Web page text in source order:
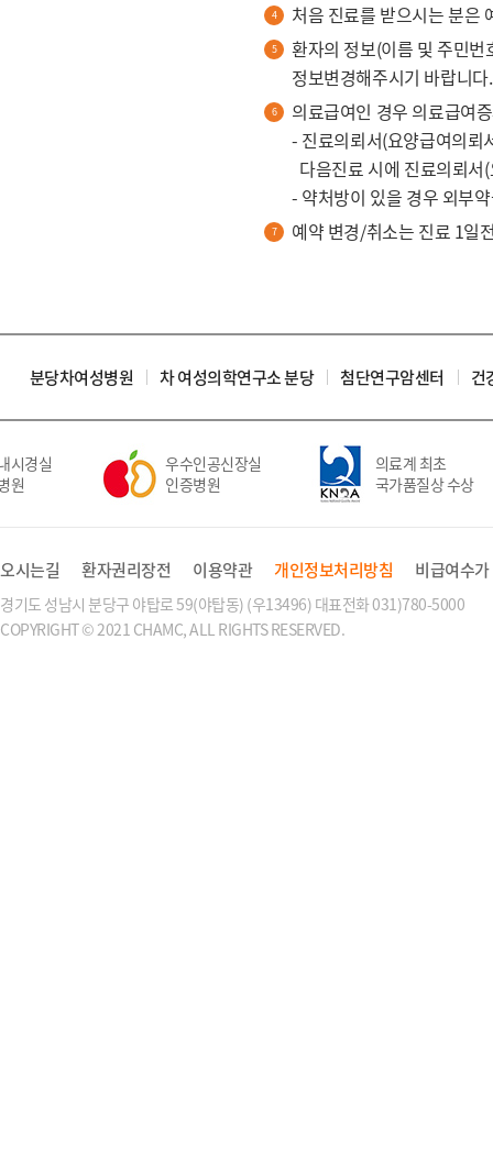
처음 진료를 받으시는 분은
환자의 정보(이름 및 주민
정보변경해주시기 바랍니다.
의료급여인 경우 의료급여
- 진료의뢰서(요양급여의뢰
다음진료 시에 진료의뢰
- 약처방이 있을 경우 외부
예약 변경/취소는 진료 1일
분당차여성병원 차 여성의학연구소 분당 첨단연구암센터 건
경실
원
우수인공신장실
인증병원
의료계 최초
국가품질상 수상
오시는길 환자권리장전 이용약관 개인정보처리방침 비급여수가
경기도 성남시 분당구 야탑로 59(야탑동) (우13496) 대표전화 031)780-5000
COPYRIGHT © 2021 CHAMC, ALL RIGHTS RESERVED.